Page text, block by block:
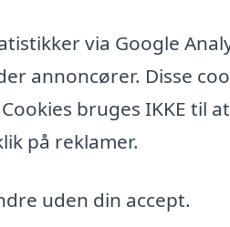
via Google
annoncører. Disse
bruges IKKE til
på reklamer.
uden din accept.